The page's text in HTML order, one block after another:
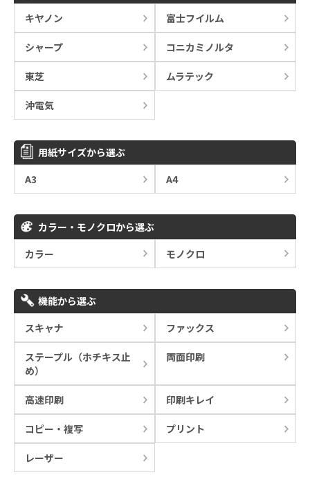
キヤノン
富士フイルム
シャープ コニカミノルタ
東芝 ムラテック
沖電気
用紙サイズから選ぶ
A3
A4
カラー・モノクロから選ぶ
カラー
モノクロ
機能から選ぶ
スキャナ
ファックス
ステープル（ホチキス止
め）
両面印刷
高速印刷 印刷キレイ
コピー・複写 プリント
レーザー